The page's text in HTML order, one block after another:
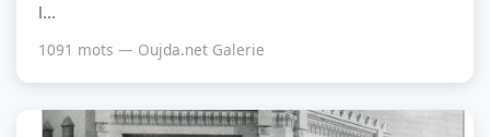
l...
1091 mots — Oujda.net Galerie